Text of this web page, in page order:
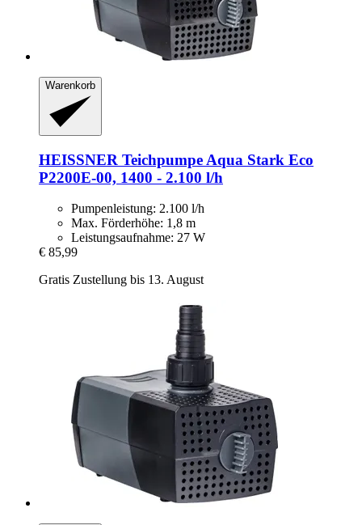
Warenkorb
HEISSNER Teichpumpe Aqua Stark Eco
P2200E-​00, 1400 -​ 2.100 l/h
Pumpenleistung: 2.100 l/h
Max. Förderhöhe: 1,8 m
Leistungsaufnahme: 27 W
€ 85,99
Gratis Zustellung bis 13. August